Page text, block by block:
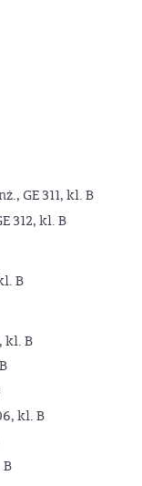
GE 311, kl. B
312, kl. B
B
kl. B
kl. B
B